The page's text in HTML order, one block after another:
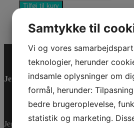
PFD
3TG/3XL
Tilføj til kurv
Reservedele
Jet-Trade Powersport
Jegstrupvej 280
Samtykke til
Vi og vores
teknologier, herunder
indsamle oplysninger om
formål, herunder:
bedre brugeroplevelse,
statistik og marketing.